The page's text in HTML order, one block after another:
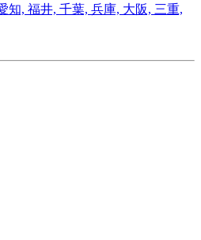
知, 福井, 千葉, 兵庫, 大阪, 三重,